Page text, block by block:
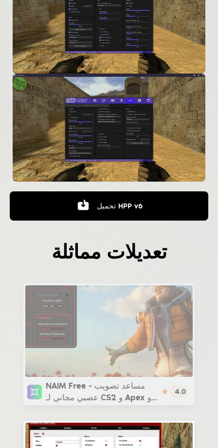
تحميل HPP v6
تعديلات مماثلة
NAIM Free - مساعد تصويب
عصبي مجاني لـ CS2 و Apex و
4.0